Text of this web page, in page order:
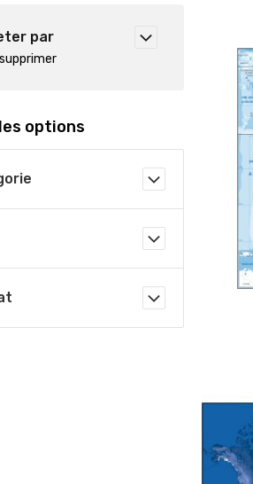
par
options